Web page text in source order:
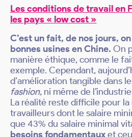
Les conditions de travail en
les pays « low cost »
C’est un fait, de nos jours,
bonnes usines en Chine. On
manière éthique, comme le
exemple. Cependant,
d’amélioration tangible dans
fashion, ni même de
La réalité reste difficile pour
travailleurs dont le salaire
que 43% du salaire minimal
besoins fondamentauxet